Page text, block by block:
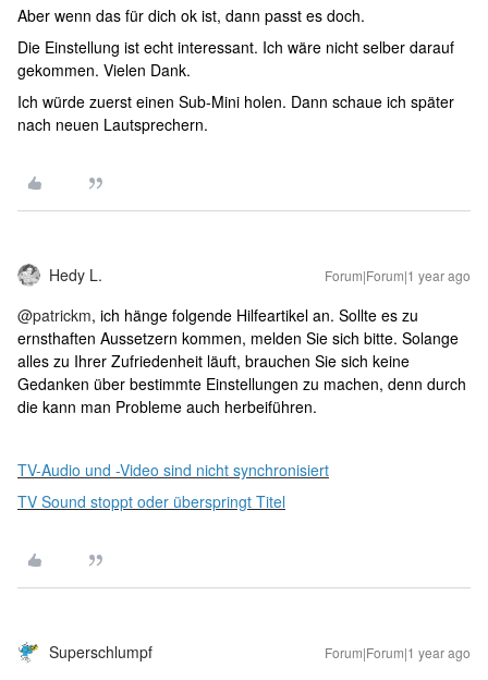
Aber wenn das für dich ok ist, dann passt es doch.
Die Einstellung ist echt interessant. Ich wäre nicht selber darauf
gekommen. Vielen Dank.
Ich würde zuerst einen Sub-Mini holen. Dann schaue ich später
nach neuen Lautsprechern.
Hedy L. Forum|Forum|1 year ago
@patrickm, ich hänge folgende Hilfeartikel an. Sollte es zu
ernsthaften Aussetzern kommen, melden Sie sich bitte. Solange
alles zu Ihrer Zufriedenheit läuft, brauchen Sie sich keine
Gedanken über bestimmte Einstellungen zu machen, denn durch
die kann man Probleme auch herbeiführen.
TV-Audio und -Video sind nicht synchronisiert
TV Sound stoppt oder überspringt Titel
Superschlumpf Forum|Forum|1 year ago